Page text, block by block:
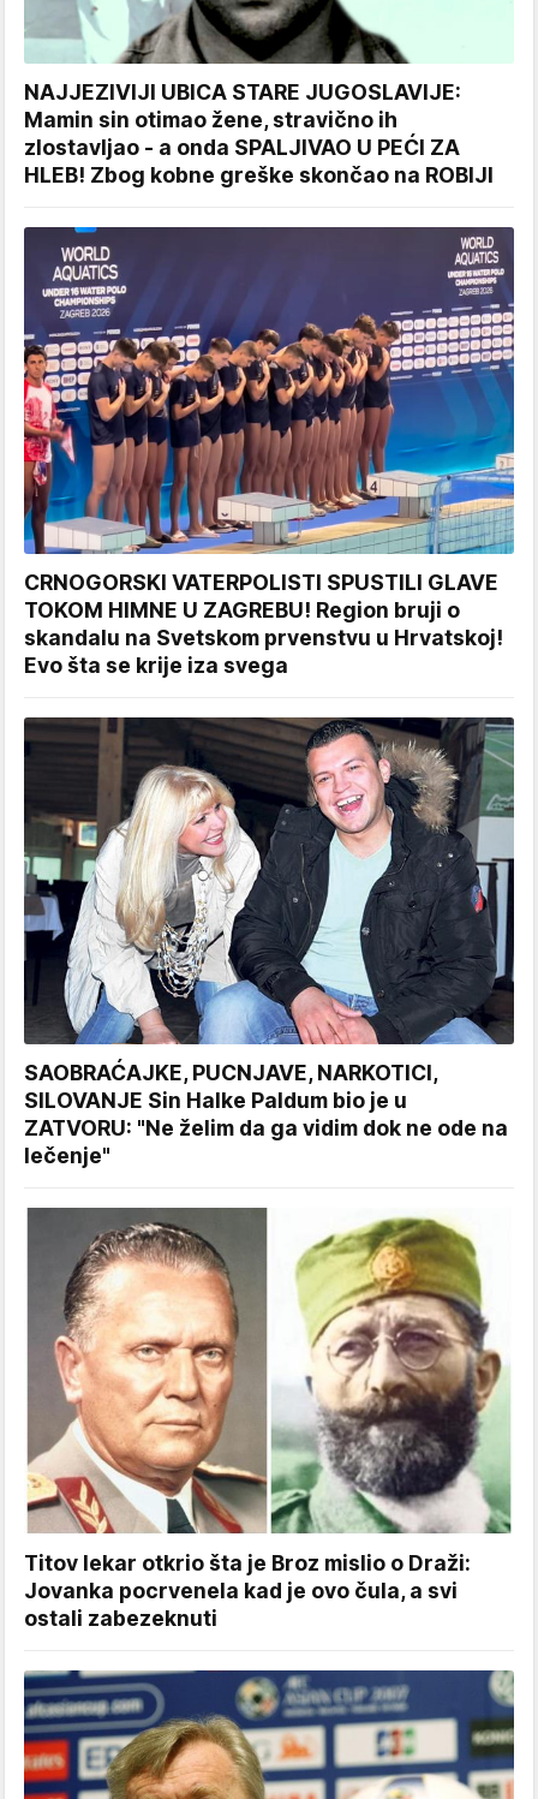
NAJJEZIVIJI UBICA STARE JUGOSLAVIJE:
Mamin sin otimao žene, stravično ih
zlostavljao - a onda SPALJIVAO U PEĆI ZA
HLEB! Zbog kobne greške skončao na ROBIJI
CRNOGORSKI VATERPOLISTI SPUSTILI GLAVE
TOKOM HIMNE U ZAGREBU! Region bruji o
skandalu na Svetskom prvenstvu u Hrvatskoj!
Evo šta se krije iza svega
SAOBRAĆAJKE, PUCNJAVE, NARKOTICI,
SILOVANJE Sin Halke Paldum bio je u
ZATVORU: "Ne želim da ga vidim dok ne ode na
lečenje"
Titov lekar otkrio šta je Broz mislio o Draži:
Jovanka pocrvenela kad je ovo čula, a svi
ostali zabezeknuti